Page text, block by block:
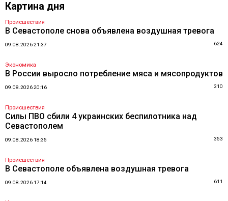
Картина дня
Происшествия
В Севастополе снова объявлена воздушная тревога
09.08.2026 21:37 624
Экономика
В России выросло потребление мяса и мясопродуктов
09.08.2026 20:16 310
Происшествия
Силы ПВО сбили 4 украинских беспилотника над
Севастополем
09.08.2026 18:35 353
Происшествия
В Севастополе объявлена воздушная тревога
09.08.2026 17:14 611